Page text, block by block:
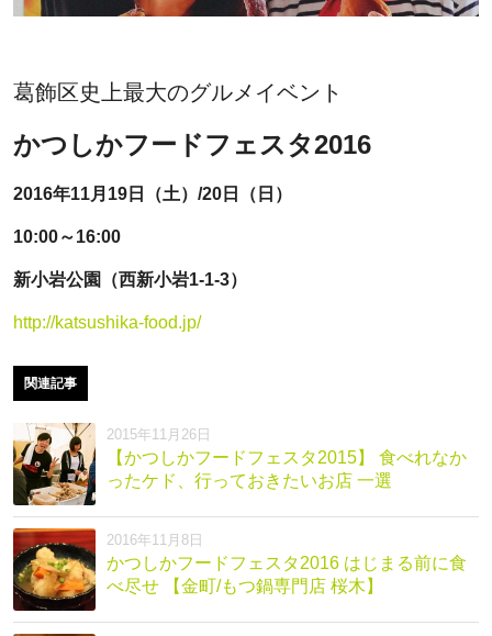
葛飾区史上最大のグルメイベント
かつしかフードフェスタ2016
2016年11月19日（土）/20日（日）
10:00～16:00
新小岩公園（西新小岩1-1-3）
http://katsushika-food.jp/
関連記事
2015年11月26日
【かつしかフードフェスタ2015】 食べれなか
ったケド、行っておきたいお店 一選
2016年11月8日
かつしかフードフェスタ2016 はじまる前に食
べ尽せ 【金町/もつ鍋専門店 桜木】